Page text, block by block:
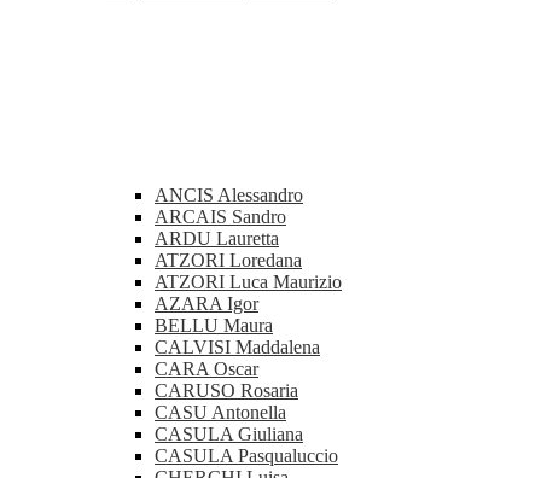
ANCIS Alessandro
ARCAIS Sandro
ARDU Lauretta
ATZORI Loredana
ATZORI Luca Maurizio
AZARA Igor
BELLU Maura
CALVISI Maddalena
CARA Oscar
CARUSO Rosaria
CASU Antonella
CASULA Giuliana
CASULA Pasqualuccio